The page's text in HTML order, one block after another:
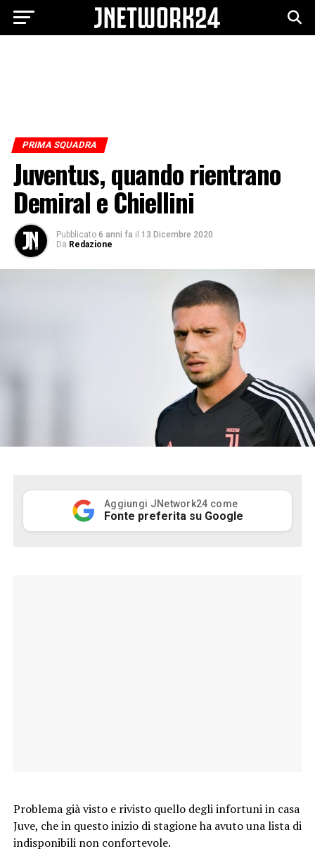
PRIMA SQUADRA
Juventus, quando rientrano
Demiral e Chiellini
Pubblicato 6 anni fa il 13 Dicembre 2020
Da Redazione
Aggiungi JNetwork24 come
Fonte preferita su Google
Problema già visto e rivisto quello degli infortuni in casa
Juve, che in questo inizio di stagione ha avuto una lista di
indisponibili non confortevole.